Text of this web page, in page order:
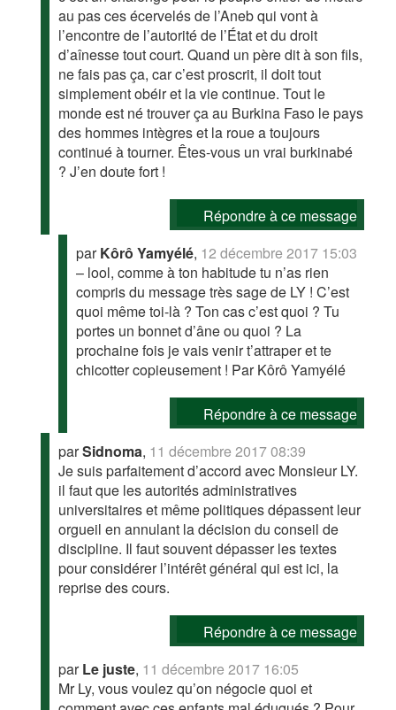
au pas ces écervelés de l’Aneb qui vont à
l’encontre de l’autorité de l’État et du droit
d’aînesse tout court. Quand un père dit à son fils,
ne fais pas ça, car c’est proscrit, il doit tout
simplement obéir et la vie continue. Tout le
monde est né trouver ça au Burkina Faso le pays
des hommes intègres et la roue a toujours
continué à tourner. Êtes-vous un vrai burkinabé
? J’en doute fort !
Répondre à ce message
parKôrô Yamyélé, 12 décembre 2017 15:03
– lool, comme à ton habitude tu n’as rien
compris du message très sage de LY ! C’est
quoi même toi-là ? Ton cas c’est quoi ? Tu
portes un bonnet d’âne ou quoi ? La
prochaine fois je vais venir t’attraper et te
chicotter copieusement ! Par Kôrô Yamyélé
Répondre à ce message
parSidnoma, 11 décembre 2017 08:39
Je suis parfaitement d’accord avec Monsieur LY.
il faut que les autorités administratives
universitaires et même politiques dépassent leur
orgueil en annulant la décision du conseil de
discipline. Il faut souvent dépasser les textes
pour considérer l’intérêt général qui est ici, la
reprise des cours.
Répondre à ce message
parLe juste, 11 décembre 2017 16:05
Mr Ly, vous voulez qu’on négocie quoi et